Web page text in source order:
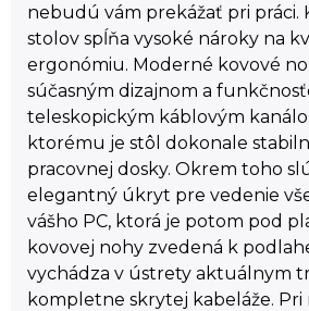
nebudú vám prekážať pri práci.
stolov spĺňa vysoké nároky na
ergonómiu. Moderné kovové
súčasným dizajnom a
teleskopickým káblovým
ktorému je stôl dokonale
pracovnej dosky. Okrem toho
elegantný úkryt pre vedenie
vášho PC, ktorá je potom pod
kovovej nohy zvedená k
vychádza v ústrety aktuálnym
kompletne skrytej kabeláže.